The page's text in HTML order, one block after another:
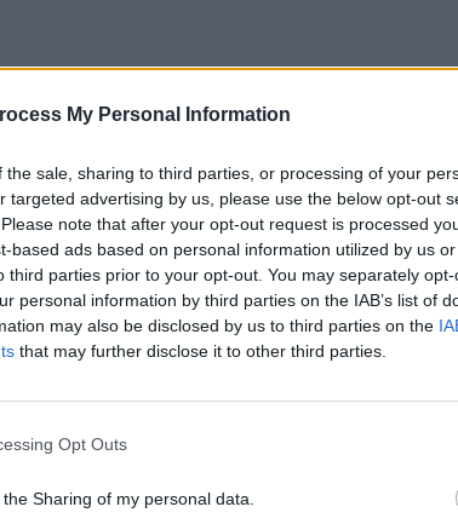
My Personal Information
the sale, sharing to third parties, or processing of your
targeted advertising by us, please use the below opt-out
note that after your opt-out request is processed
based ads based on personal information utilized by us
third parties prior to your opt-out. You may separately
personal information by third parties on the IAB’s list of
may also be disclosed by us to third parties on the
that may further disclose it to other third parties.
Opt Outs
Sharing of my personal data.
Stadio senza tifosi,
Lotito come Nerone? Se
il mondo Lazio brucia
direttamente al presidente,
ha dimostrato di non tenere in